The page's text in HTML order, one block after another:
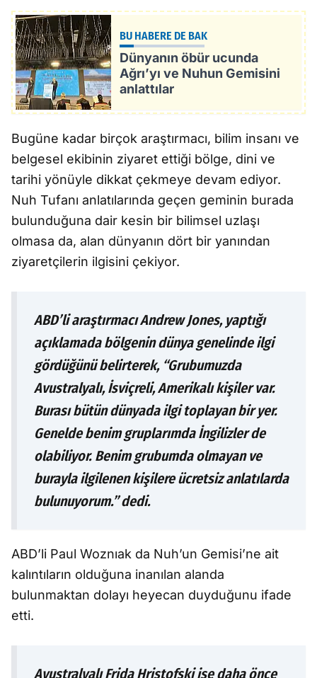
BU HABERE DE BAK
Dünyanın öbür ucunda
Ağrı’yı ve Nuhun Gemisini
anlattılar
Bugüne kadar birçok araştırmacı, bilim insanı ve
belgesel ekibinin ziyaret ettiği bölge, dini ve
tarihi yönüyle dikkat çekmeye devam ediyor.
Nuh Tufanı anlatılarında geçen geminin burada
bulunduğuna dair kesin bir bilimsel uzlaşı
olmasa da, alan dünyanın dört bir yanından
ziyaretçilerin ilgisini çekiyor.
ABD’li araştırmacı Andrew Jones, yaptığı
açıklamada bölgenin dünya genelinde ilgi
gördüğünü belirterek, “Grubumuzda
Avustralyalı, İsviçreli, Amerikalı kişiler var.
Burası bütün dünyada ilgi toplayan bir yer.
Genelde benim gruplarımda İngilizler de
olabiliyor. Benim grubumda olmayan ve
burayla ilgilenen kişilere ücretsiz anlatılarda
bulunuyorum.” dedi.
ABD’li Paul Woznıak da Nuh’un Gemisi’ne ait
kalıntıların olduğuna inanılan alanda
bulunmaktan dolayı heyecan duyduğunu ifade
etti.
Avustralyalı Frida Hristofski ise daha önce